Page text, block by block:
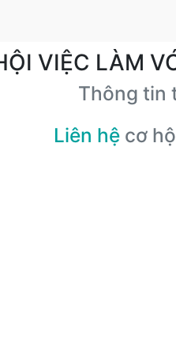
VIỆC LÀM
Thông tin
Liên hệ cơ